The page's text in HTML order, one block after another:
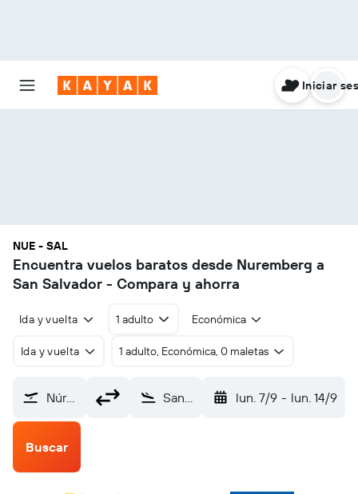
Iniciar
NUE - SAL
Encuentra vuelos baratos desde Nuremberg a
San Salvador - Compara y ahorra
Ida y vuelta 1 adulto Económica
Ida y vuelta 1 adulto, Económica, 0 maletas
Núremberg (NUE) San Salvador Internacional de El Salvador (SAL) lun. 7/9 - lun. 14/9
Buscar